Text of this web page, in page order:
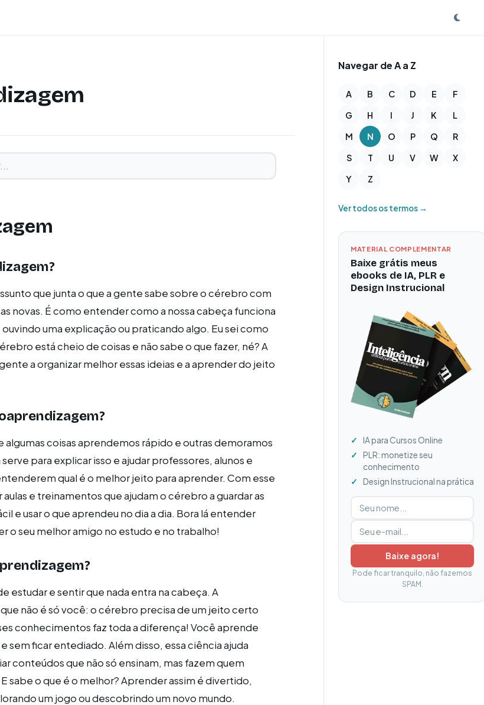
que junta o que a gente sabe sobre o cérebro com
novas. É como entender como a nossa cabeça funciona
uma explicação ou praticando algo. Eu sei como
está cheio de coisas e não sabe o que fazer, né? A
a organizar melhor essas ideias e a aprender do jeito
algumas coisas aprendemos rápido e outras demoramos
para explicar isso e ajudar professores, alunos e
qual é o melhor jeito para aprender. Com esse
e treinamentos que ajudam o cérebro a guardar as
e usar o que aprendeu no dia a dia. Bora lá entender
o seu melhor amigo no estudo e no trabalho!
estudar e sentir que nada entra na cabeça. A
não é só você: o cérebro precisa de um jeito certo
conhecimentos faz toda a diferença! Você aprende
sem ficar entediado. Além disso, essa ciência ajuda
conteúdos que não só ensinam, mas fazem quem
sabe o que é o melhor? Aprender assim é divertido,
um jogo ou descobrindo um novo mundo.
Navegar de A a Z
A B C D E
F
G
H I J K
L
M
N O P Q
R
S
T U V W
X
Y
Z
Ver todos os termos →
MATERIAL COMPLEMENTAR
Baixe grátis meus
ebooks de IA, PLR e
Design Instrucional
IA para Cursos Online
PLR: monetize seu
conhecimento
Design Instrucional na prática
Digite seu nome
Digite seu e-mail
Baixe agora!
Pode ficar tranquilo, não fazemos
SPAM.